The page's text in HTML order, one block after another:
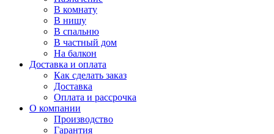
В комнату
В нишу
В спальню
В частный дом
На балкон
Доставка и оплата
Как сделать заказ
Доставка
Оплата и рассрочка
О компании
Производство
Гарантия